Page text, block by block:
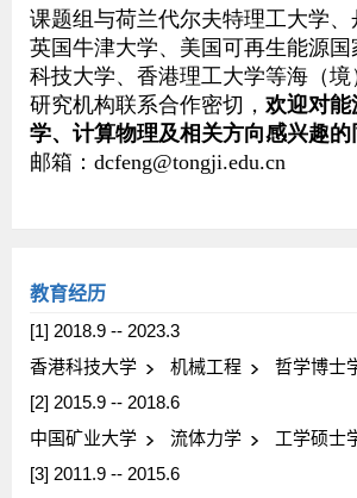
教育经历
[1] 2018.9 -- 2023.3
香港科技大学
机械工程
哲学博士
[2] 2015.9 -- 2018.6
中国矿业大学
流体力学
工学硕士
[3] 2011.9 -- 2015.6